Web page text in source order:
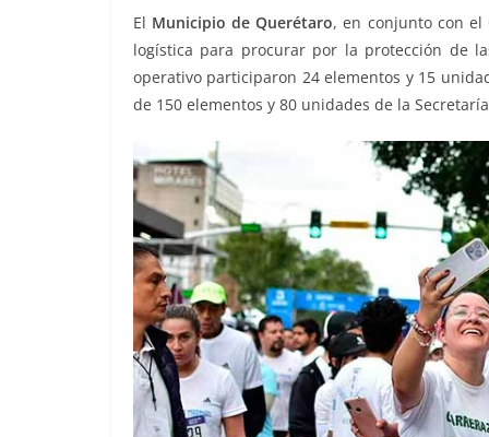
El Municipio de Querétaro, en conjunto con el
logística para procurar por la protección de
operativo participaron 24 elementos y 15
de 150 elementos y 80 unidades de la